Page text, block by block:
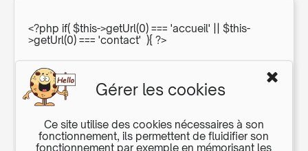
<?php if( $this->getUrl(0) === 'accueil' || $this-
>getUrl(0) === 'contact' ){ ?>
Et ici insérez votre html, votre script js, php ou
autre
<?php } ?>
Gérer les cookies
Ce site utilise des cookies nécessaires à son
fonctionnement, ils permettent de fluidifier son
fonctionnement par exemple en mémorisant les